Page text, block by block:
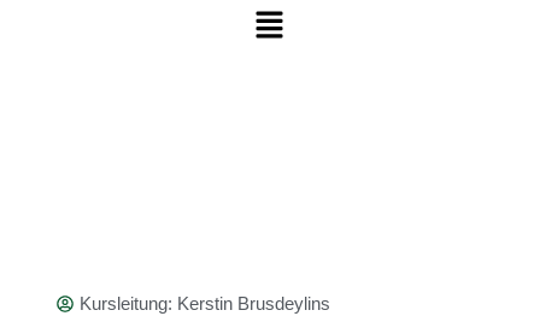
Menü
Kursleitung: Kerstin Brusdeylins